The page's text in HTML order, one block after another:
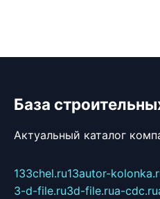
База
Актуальный каталог
133chel.ru13autor-
3-d-file.ru3d-file.rua-cdc.ru